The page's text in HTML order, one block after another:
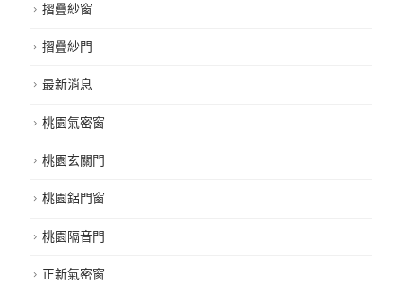
摺疊紗窗
摺疊紗門
最新消息
桃園氣密窗
桃園玄關門
桃園鋁門窗
桃園隔音門
正新氣密窗